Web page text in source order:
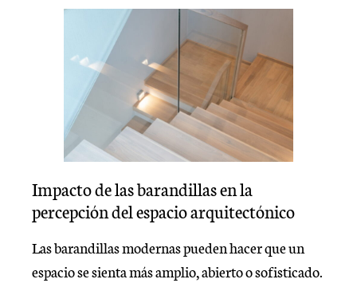
Impacto de las barandillas en la
percepción del espacio arquitectónico
Las barandillas modernas pueden hacer que un
espacio se sienta más amplio, abierto o sofisticado.